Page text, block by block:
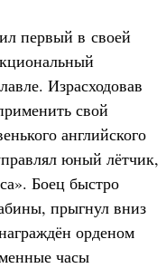
первый в своей
Израсходовав
свой
английского
юный лётчик,
Боец быстро
прыгнул вниз
орденом
часы